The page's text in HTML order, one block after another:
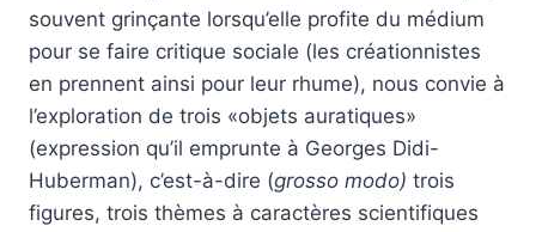
souvent grinçante lorsqu’elle profite du médium
pour se faire critique sociale (les créationnistes
en prennent ainsi pour leur rhume), nous convie à
l’exploration de trois «objets auratiques»
(expression qu’il emprunte à Georges Didi-
Huberman), c’est-à-dire (grosso modo) trois
figures, trois thèmes à caractères scientifiques